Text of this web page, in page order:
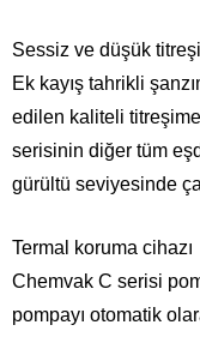
Sessiz ve düşük
Ek kayış tahrikli
edilen kaliteli
serisinin diğer tüm
gürültü seviyesinde
Termal koruma cihazı
Chemvak C serisi
pompayı otomatik